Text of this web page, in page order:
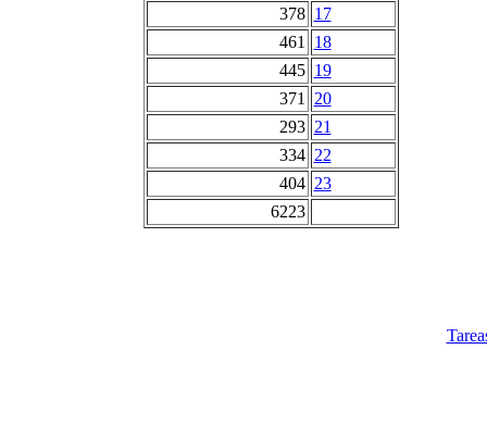
378 17
461
18
445 19
371
20
293 21
334 22
404 23
6223